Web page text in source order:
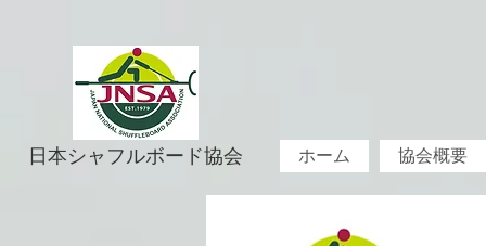
日本シャフルボード協会 ホーム 協会概要